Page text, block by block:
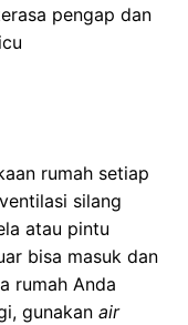
pengap dan
rumah setiap
silang
atau pintu
bisa masuk dan
rumah Anda
gunakan air